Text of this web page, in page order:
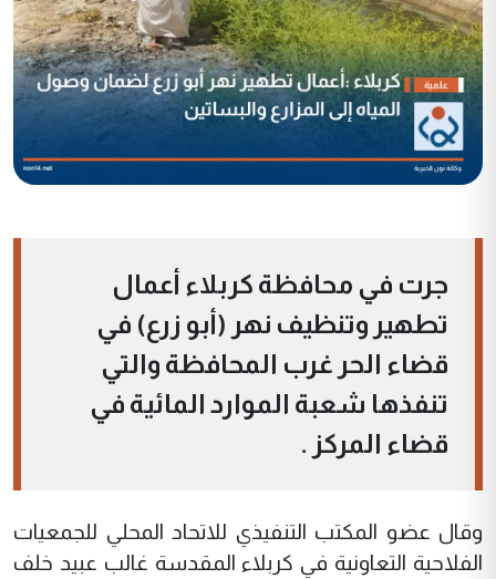
جرت في محافظة كربلاء أعمال
تطهير وتنظيف نهر (أبو زرع) في
قضاء الحر غرب المحافظة والتي
تنفذها شعبة الموارد المائية في
قضاء المركز .
وقال عضو المكتب التنفيذي للاتحاد المحلي للجمعيات
الفلاحية التعاونية في كربلاء المقدسة غالب عبيد خلف